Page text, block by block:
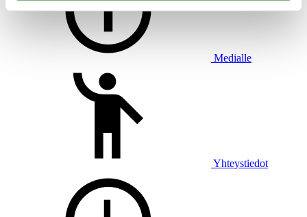
Medialle
Yhteystiedot